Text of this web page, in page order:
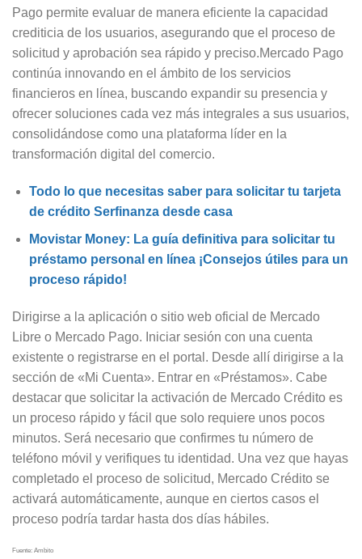
Pago permite evaluar de manera eficiente la capacidad
crediticia de los usuarios, asegurando que el proceso de
solicitud y aprobación sea rápido y preciso.Mercado Pago
continúa innovando en el ámbito de los servicios
financieros en línea, buscando expandir su presencia y
ofrecer soluciones cada vez más integrales a sus usuarios,
consolidándose como una plataforma líder en la
transformación digital del comercio.
Todo lo que necesitas saber para solicitar tu tarjeta
de crédito Serfinanza desde casa
Movistar Money: La guía definitiva para solicitar tu
préstamo personal en línea ¡Consejos útiles para un
proceso rápido!
Dirigirse a la aplicación o sitio web oficial de Mercado
Libre o Mercado Pago. Iniciar sesión con una cuenta
existente o registrarse en el portal. Desde allí dirigirse a la
sección de «Mi Cuenta». Entrar en «Préstamos». Cabe
destacar que solicitar la activación de Mercado Crédito es
un proceso rápido y fácil que solo requiere unos pocos
minutos. Será necesario que confirmes tu número de
teléfono móvil y verifiques tu identidad. Una vez que hayas
completado el proceso de solicitud, Mercado Crédito se
activará automáticamente, aunque en ciertos casos el
proceso podría tardar hasta dos días hábiles.
Fuente: Ambito